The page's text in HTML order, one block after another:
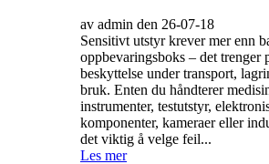
av admin den 26-07-18
Sensitivt utstyr krever mer enn
oppbevaringsboks – det trenger
beskyttelse under transport,
bruk. Enten du håndterer
instrumenter, testutstyr,
komponenter, kameraer eller
det viktig å velge feil...
Les mer